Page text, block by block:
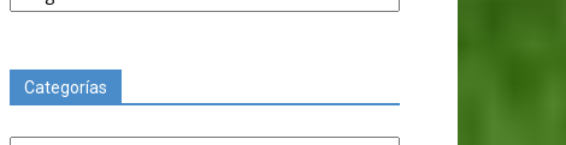
Categorías
Categorías